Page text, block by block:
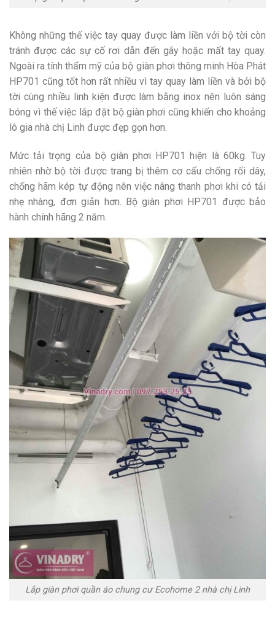
Không những thế việc tay quay được làm liền với bộ tời còn
tránh được các sự cố rơi dẫn đến gãy hoặc mất tay quay.
Ngoài ra tính thẩm mỹ của bộ giàn phơi thông minh Hòa Phát
HP701 cũng tốt hơn rất nhiều vì tay quay làm liền và bởi bộ
tời cùng nhiều linh kiện được làm bằng inox nên luôn sáng
bóng vì thế việc lắp đặt bộ giàn phơi cũng khiến cho khoảng
lô gia nhà chị Linh được đẹp gọn hơn.
Mức tải trọng của bộ giàn phơi HP701 hiện là 60kg. Tuy
nhiên nhờ bộ tời được trang bị thêm cơ cấu chống rối dây,
chống hãm kép tự động nên việc nâng thanh phơi khi có tải
nhẹ nhàng, đơn giản hơn. Bộ giàn phơi HP701 được bảo
hành chính hãng 2 năm.
Lắp giàn phơi quần áo chung cư Ecohome 2 nhà chị Linh